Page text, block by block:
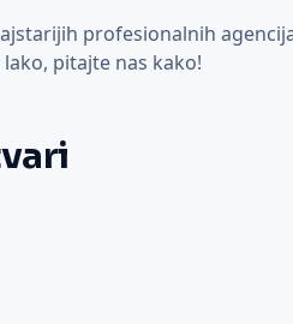
profesionalnih
pitajte nas kako!